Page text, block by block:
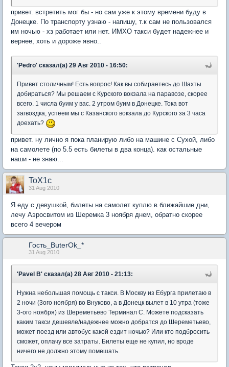
привет. встретить мог бы - но сам уже к этому времени буду в
Донецке. По транспорту узнаю - напишу, т.к сам не пользовался
им ночью - хз работает или нет. ИМХО такси будет надежнее и
вернее, хоть и дороже явно..
'Pedro' сказал(а) 29 Авг 2010 - 16:50:
Привет столичным! Есть вопрос! Как вы собираетесь до Шахты
добираться? Мы решаем с Курского вокзала на паравозе, скорее
всего. 1 числа буим у вас. 2 утром буим в Донецке. Тока вот
загвоздка, успеем мы с Казанского вокзала до Курского за 3 часа
доехать?
привет. ну лично я пока планирую либо на машине с Сухой, либо
на самолете (по 5.5 есть билеты в два конца). как остальные
наши - не знаю...
ToX1c
31 Aug 2010
Я еду с девушкой, билеты на самолет куплю в ближайшие дни,
лечу Аэросвитом из Шеремка 3 ноября днем, обратно скорее
всего 4 вечером
Гость_ButerOk_*
31 Aug 2010
'Pavel B' сказал(а) 28 Авг 2010 - 21:13:
Нужна небольшая помощь с такси. В Москву из Ебурга прилетаю в
2 ночи (3ого ноября) во Внуково, а в Донецк вылет в 10 утра (тоже
3-ого ноября) из Шереметьево Терминал С. Можете подсказать
каким такси дешевле/надежнее можно добратся до Шереметьево,
может поезд или автобус какой ездит ночью? Или кто подбросить
сможет, оплачу все затраты. Билеты еще не купил, но вроде
ничего не должно этому помешать.